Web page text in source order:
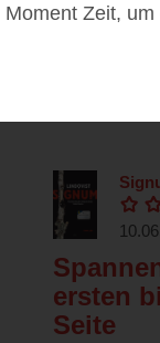
ersten
Seite
Moment Zeit,